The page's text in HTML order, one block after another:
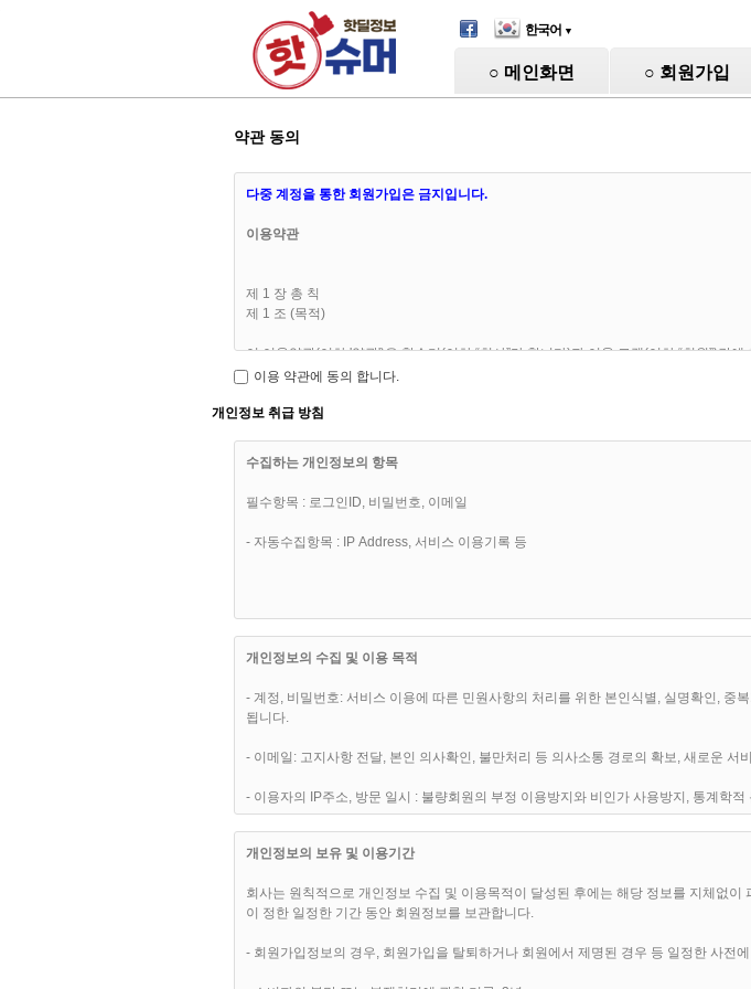
한국어 ▼
○ 메인화면 ○ 회원가입
약관 동의
다중 계정을 통한 회원가입은 금지입니다.
이용약관
제 1 장 총 칙
제 1 조 (목적)
이 이용약관(이하 '약관')은 핫슈머(이하 “회사”라 합니다)과 이용 고객(이하 “회원”)간
인 사항을 구체적으로 규정함을 목적으로 합니다.
제 2 조 (이용약관의 효력 및 변경)
(1) 이 약관은 “핫슈머(hotsumer.com)” 웹사이트에서 온라인으로 공시함으로써 효력을 발생하며, 합리적인 사유가 발생할 경우 관련법령에 위배되지 않는 범위 안에서 개정
(2) 이 약관에 명시되지 아니한 사항에 대해서는 별도의 세부 약관, 상관행, 회사의 공
제 4 조 (용어의 정의)
(1) “회원”이란 서비스를 이용하기 위하여 회사와 이용계약을 체결하고 이용자 아이디
이용 약관에 동의 합니다.
개인정보 취급 방침
수집하는 개인정보의 항목
필수항목 : 로그인ID, 비밀번호, 이메일
- 자동수집항목 : IP Address, 서비스 이용기록 등
개인정보의 수집 및 이용 목적
- 계정, 비밀번호: 서비스 이용에 따른 민원사항의 처리를 위한 본인식별, 실명확인, 중
됩니다.
- 이메일: 고지사항 전달, 본인 의사확인, 불만처리 등 의사소통 경로의 확보, 새로운
- 이용자의 IP주소, 방문 일시 : 불량회원의 부정 이용방지와 비인가 사용방지, 통계학적
- 그 외 선택항목: 개인맞춤서비스를 제공하기 위한 자료로 사용됩니다.
개인정보의 보유 및 이용기간
회사는 원칙적으로 개인정보 수집 및 이용목적이 달성된 후에는 해당 정보를 지체없
이 정한 일정한 기간 동안 회원정보를 보관합니다.
- 회원가입정보의 경우, 회원가입을 탈퇴하거나 회원에서 제명된 경우 등 일정한 사전